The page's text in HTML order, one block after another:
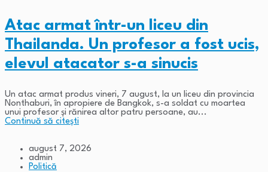
Atac armat într-un liceu din
Thailanda. Un profesor a fost ucis,
elevul atacator s-a sinucis
Un atac armat produs vineri, 7 august, la un liceu din provincia
Nonthaburi, în apropiere de Bangkok, s-a soldat cu moartea
unui profesor și rănirea altor patru persoane, au...
Continuă să citești
august 7, 2026
admin
Politică